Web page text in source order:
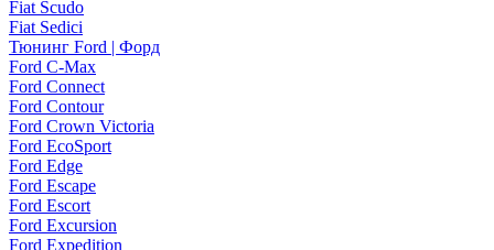
Fiat Scudo
Fiat Sedici
Тюнинг Ford | Форд
Ford C-Max
Ford Connect
Ford Contour
Ford Crown Victoria
Ford EcoSport
Ford Edge
Ford Escape
Ford Escort
Ford Excursion
Ford Expedition